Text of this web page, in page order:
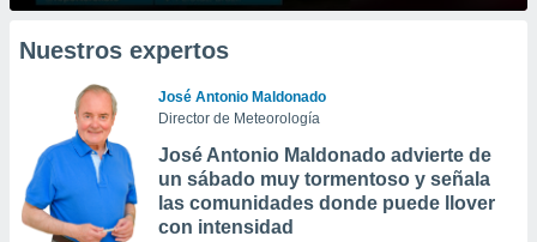
Nuestros expertos
José Antonio Maldonado
Director de Meteorología
José Antonio Maldonado advierte de
un sábado muy tormentoso y señala
las comunidades donde puede llover
con intensidad